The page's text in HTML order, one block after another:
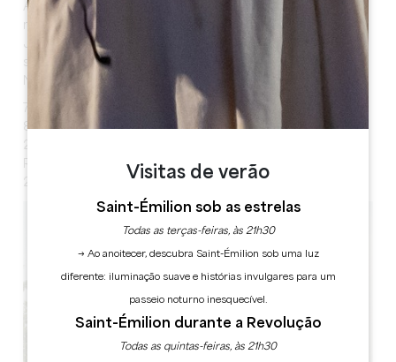
Almoço (12h30 às 15h): Pratos gourmet em terra ou no
mar por 14 euros
Jantar no braseiro (20h30): Costela de vaca e
sobremesa por 35 euros - Limitado a 40 pessoas
Noite de festa:
7.30h: Aperitivo musical de cortesia
8.30pm: Jantar
Reservas (https://www.billetweb.fr/portes-ouvertes-
Visitas de verão
Saint-Émilion sob as estrelas
Todas as terças-feiras, às 21h30
→ Ao anoitecer, descubra Saint-Émilion sob uma luz
diferente: iluminação suave e histórias invulgares para um
passeio noturno inesquecível.
Saint-Émilion durante a Revolução
Todas as quintas-feiras, às 21h30